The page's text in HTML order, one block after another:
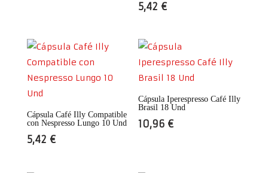
5,42 €
Cápsula Café Illy Compatible
con Nespresso Lungo 10 Und
5,42 €
Cápsula Iperespresso Café Illy
Brasil 18 Und
10,96 €